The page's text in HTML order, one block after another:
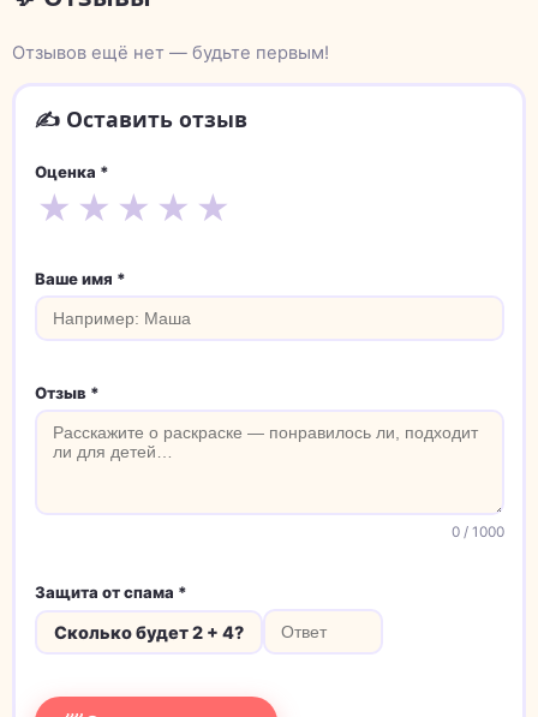
Отзывов ещё нет — будьте первым!
✍️ Оставить отзыв
Оценка *
★ ★ ★ ★ ★
Ваше имя *
Отзыв *
0/ 1000
Защита от спама *
Сколько будет 2 + 4?